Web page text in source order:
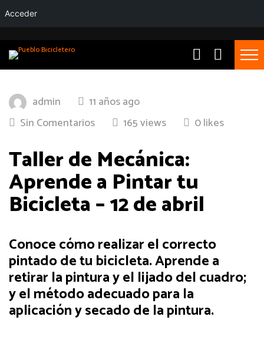
admin
11 años ago
Sin Comentarios
165 views 0 likes
Taller de Mecánica:
Aprende a Pintar tu
Bicicleta – 12 de abril
Conoce cómo realizar el correcto
pintado de tu bicicleta. Aprende a
retirar la pintura y el lijado del cuadro;
y el método adecuado para la
aplicación y secado de la pintura.
Acceder